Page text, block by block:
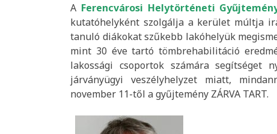
A Ferencvárosi Helytörténeti
kutatóhelyként szolgálja a kerület múltja
tanuló diákokat szűkebb lakóhelyük
mint 30 éve tartó tömbrehabilitáció
lakossági csoportok számára segítséget
járványügyi veszélyhelyzet miatt,
november 11-től a gyűjtemény ZÁRVA TART.